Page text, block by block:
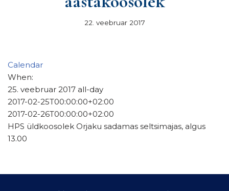
22. veebruar 2017
Calendar
When:
25. veebruar 2017 all-day
2017-02-25T00:00:00+02:00
2017-02-26T00:00:00+02:00
HPS üldkoosolek Orjaku sadamas seltsimajas, algus
13.00